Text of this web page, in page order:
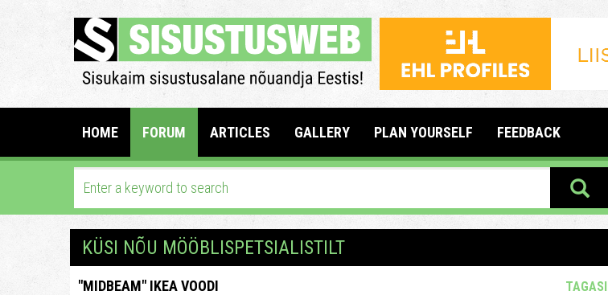
HOME FORUM ARTICLES GALLERY PLAN YOURSELF FEEDBACK
KÜSI NÕU MÖÖBLISPETSIALISTILT
"MIDBEAM" IKEA VOODI
TAGASI